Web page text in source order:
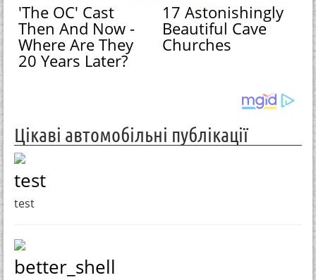
'The OC' Cast
Then And Now -
Where Are They
20 Years Later?
17 Astonishingly
Beautiful Cave
Churches
Цікаві автомобільні публікації
test
test
better_shell